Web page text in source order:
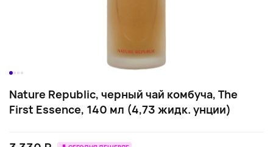
Nature Republic, черный чай комбуча, The
First Essence, 140 мл (4,73 жидк. унции)